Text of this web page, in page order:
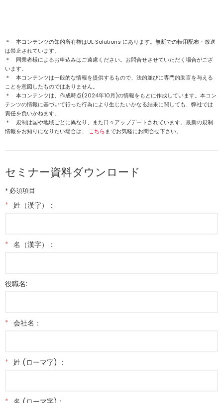
＊ 本コンテンツの知的所有権はUL Solutions にあります。無断での転用配布・放送
は禁止されています。
＊ 同業者様によるお申込みはご遠慮ください。お問合せさせていただく場合がござ
います。
＊ 本コンテンツは一般的な情報を提供するもので、法的並びに専門的助言を与える
ことを意図したものではありません。
＊ 本コンテンツは、作成時点(2024年10月)の情報をもとに作成しています。本コン
テンツの情報に基づいて行った行為により生じたいかなる結果に関しても、弊社では
責任を負いかねます。
＊ 規制は国や地域ごとに異なり、また日々アップデートされています。最新の規制
情報をお知りになりたい場合は、 こちらまでお気軽にお問合せ下さい。
セミナー資料ダウンロード
* 必須項目
* 姓（漢字）：
* 名（漢字）：
役職名:
* 会社名：
* 姓 (ローマ字) ：